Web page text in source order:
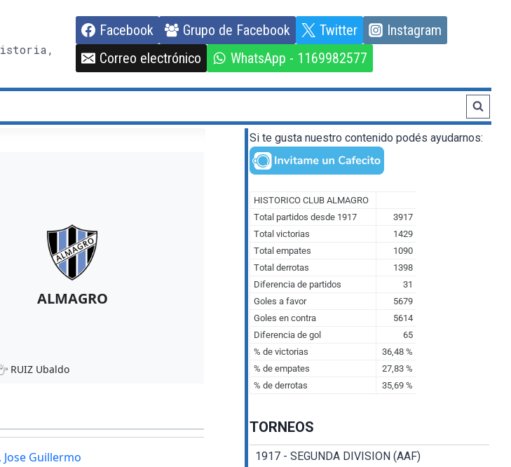
Facebook Grupo de Facebook Twitter
Instagram
Correo electrónico
WhatsApp - 1169982577
ALMAGRO
RUIZ Ubaldo
Jose Guillermo
Si te gusta nuestro contenido podés ayudarnos:
TORNEOS
1917 - SEGUNDA DIVISION (AAF)